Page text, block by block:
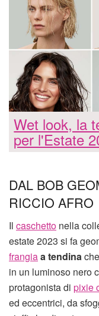
Wet look, la
per l'Estate
DAL BOB
RICCIO AFRO
Il caschetto nella
estate 2023 si fa
frangiaa tendina
in un luminoso nero
protagonista di pixie
ed eccentrici, da